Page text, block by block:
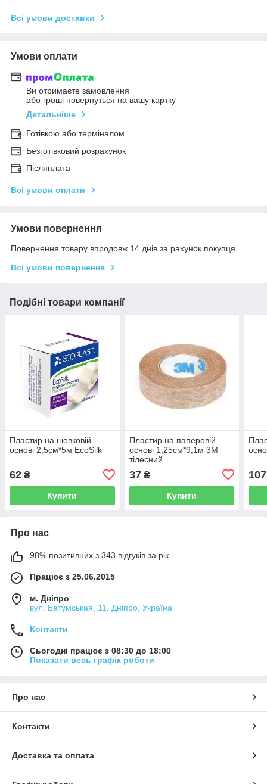
Всі умови доставки
Умови оплати
Ви отримаєте замовлення
або гроші повернуться на вашу картку
Детальніше
Готівкою або терміналом
Безготівковий розрахунок
Післяплата
Всі умови оплати
Умови повернення
Повернення товару впродовж 14 днів за рахунок покупця
Всі умови повернення
Подібні товари компанії
Пластир на шовковій
основі 2,5см*5м EcoSilk
62 ₴
Купити
Пластир на паперовій
основі 1,25см*9,1м 3М
тілесний
37₴
Купити
107
Про нас
98% позитивних з 343 відгуків за рік
Працює з 25.06.2015
м. Дніпро
вул. Батумськая, 11, Дніпро, Україна
Контакти
Сьогодні працює з 08:30 до 18:00
Показати весь графік роботи
Про нас
Контакти
Доставка та оплата